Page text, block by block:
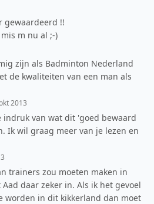
gewaardeerd !!
m nu al ;-)
zijn als Badminton Nederland
de kwaliteiten van een man als
2013
indruk van wat dit 'goed bewaard
Ik wil graag meer van je lezen en
trainers zou moeten maken in
daar zeker in. Als ik het gevoel
worden in dit kikkerland dan moet